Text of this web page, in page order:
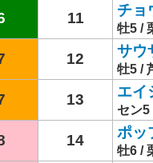
11 チョ
牡5 /
12 サウ
牡5 /
13 エイ
セン5
14 ポッ
牡6 /